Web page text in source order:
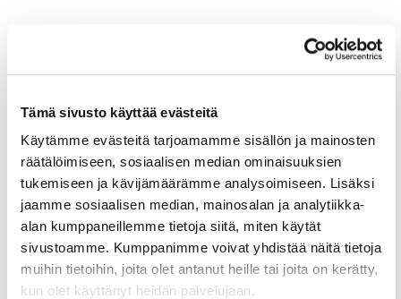
Tämä sivusto käyttää evästeitä
Käytämme evästeitä tarjoamamme sisällön ja mainosten
räätälöimiseen, sosiaalisen median ominaisuuksien
tukemiseen ja kävijämäärämme analysoimiseen. Lisäksi
jaamme sosiaalisen median, mainosalan ja analytiikka-
alan kumppaneillemme tietoja siitä, miten käytät
sivustoamme. Kumppanimme voivat yhdistää näitä tietoja
muihin tietoihin, joita olet antanut heille tai joita on kerätty,
kun olet käyttänyt heidän palvelujaan.
yrityksille muun muassa kansainväliseen
maahanmuuttoon, rekrytointiprosesseihin
ja työ- ja oleskelulupiin liittyvissä
kysymyksissä.
Kysy neuvoa:
ihhtyonantajaneuvonta@helsinki.chamber.fi
puh. +358 40 922 5126